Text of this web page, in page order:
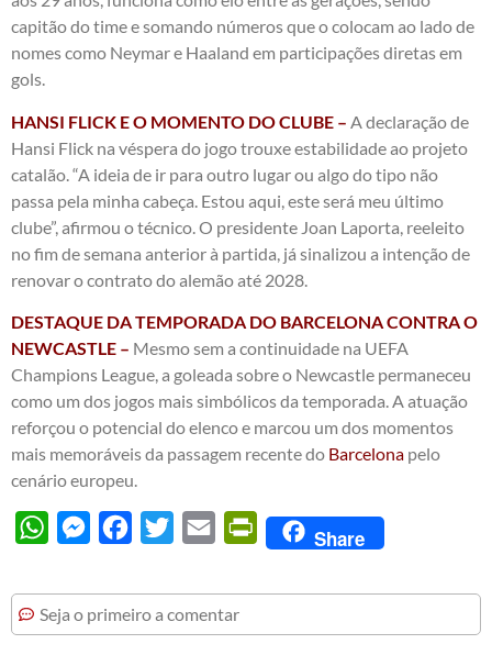
capitão do time e somando números que o colocam ao lado de
nomes como Neymar e Haaland em participações diretas em
gols.
HANSI FLICK E O MOMENTO DO CLUBE – A declaração de
Hansi Flick na véspera do jogo trouxe estabilidade ao projeto
catalão. “A ideia de ir para outro lugar ou algo do tipo não
passa pela minha cabeça. Estou aqui, este será meu último
clube”, afirmou o técnico. O presidente Joan Laporta, reeleito
no fim de semana anterior à partida, já sinalizou a intenção de
renovar o contrato do alemão até 2028.
DESTAQUE DA TEMPORADA DO BARCELONA CONTRA O
NEWCASTLE – Mesmo sem a continuidade na UEFA
Champions League, a goleada sobre o Newcastle permaneceu
como um dos jogos mais simbólicos da temporada. A atuação
reforçou o potencial do elenco e marcou um dos momentos
mais memoráveis da passagem recente do Barcelona pelo
cenário europeu.
WhatsAppMessengerFacebook
Twitter Email PrintFriendly
Share
Seja o primeiro a comentar